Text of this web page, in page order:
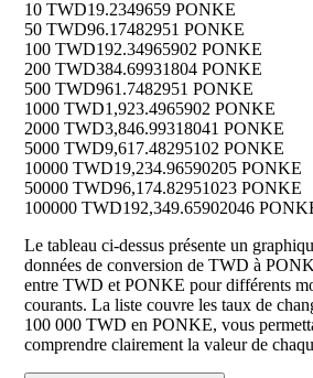
10 TWD19.2349659 PONKE
50 TWD96.17482951 PONKE
100 TWD192.34965902 PONKE
200 TWD384.69931804 PONKE
500 TWD961.7482951 PONKE
1000 TWD1,923.4965902 PONKE
2000 TWD3,846.99318041 PONKE
5000 TWD9,617.48295102 PONKE
10000 TWD19,234.96590205 PONKE
50000 TWD96,174.82951023 PONKE
100000 TWD192,349.65902046
Le tableau ci-dessus présente un
données de conversion de TWD à
entre TWD et PONKE pour différents
courants. La liste couvre les taux de
100 000 TWD en PONKE, vous
comprendre clairement la valeur de